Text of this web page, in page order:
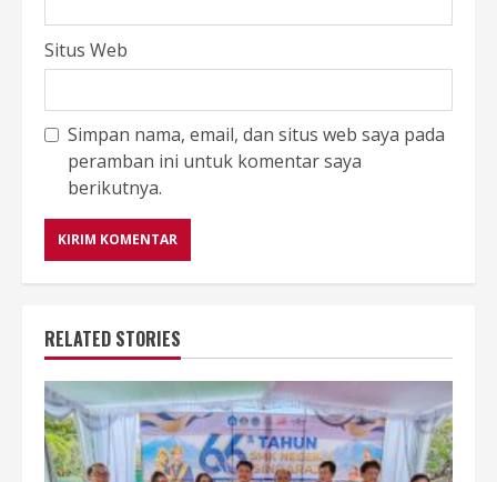
Situs Web
Simpan nama, email, dan situs web saya pada
peramban ini untuk komentar saya
berikutnya.
RELATED STORIES